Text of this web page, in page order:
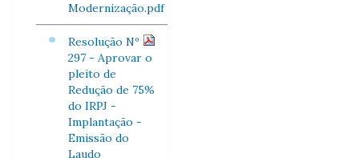
Modernização.pdf
Resolução Nº
297 - Aprovar o
pleito de
Redução de 75%
do IRPJ -
Implantação -
Emissão do
Laudo